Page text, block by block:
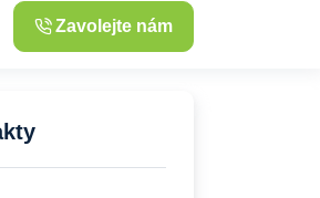
Zavolejte nám